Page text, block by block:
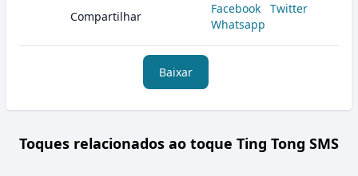
Compartilhar
Facebook
Twitter
Whatsapp
Baixar
Toques relacionados ao toque Ting Tong SMS